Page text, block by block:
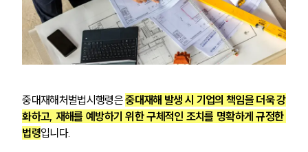
중대재해처벌법시행령은 중대재해 발생 시 기업의 책임을 더욱 강
화하고, 재해를 예방하기 위한 구체적인 조치를 명확하게 규정한
법령입니다.